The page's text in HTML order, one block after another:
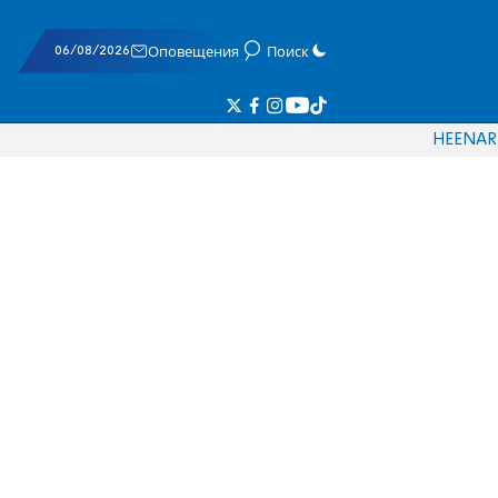
06/08/2026 Оповещения Поиск
HEENAR